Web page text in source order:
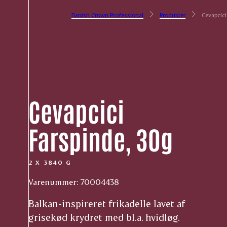
Danish Crown Professional Produkter
Cevapcici
Farspinde, 30g
2 X 3840 G
Varenummer: 70004438
Balkan-inspireret frikadelle lavet af
grisekød krydret med bl.a. hvidløg.